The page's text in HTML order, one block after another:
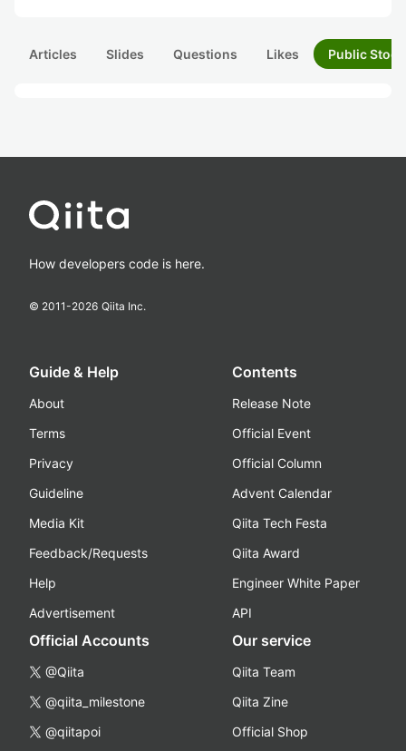
Articles Slides Questions Likes Public
How developers code is here.
© 2011-2026 Qiita Inc.
Guide & Help
About
Terms
Privacy
Guideline
Media Kit
Feedback/Requests
Help
Advertisement
Contents
Release Note
Official Event
Official Column
Advent Calendar
Qiita Tech Festa
Qiita Award
Engineer White Paper
API
Official Accounts
@Qiita
@qiita_milestone
@qiitapoi
Our service
Qiita Team
Qiita Zine
Official Shop